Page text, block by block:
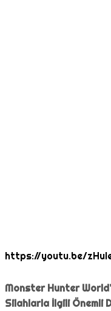
https://youtu.be/
Monster Hunter
Silahlarla İlgili Önemli